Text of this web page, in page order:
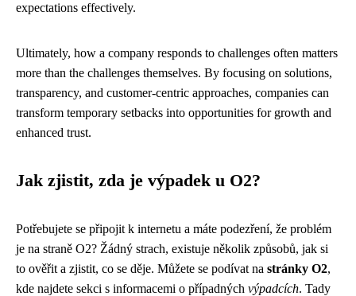
expectations effectively.
Ultimately, how a company responds to challenges often matters
more than the challenges themselves. By focusing on solutions,
transparency, and customer-centric approaches, companies can
transform temporary setbacks into opportunities for growth and
enhanced trust.
Jak zjistit, zda je výpadek u O2?
Potřebujete se připojit k internetu a máte podezření, že problém
je na straně O2? Žádný strach, existuje několik způsobů, jak si
to ověřit a zjistit, co se děje. Můžete se podívat na stránky O2,
kde najdete sekci s informacemi o případných výpadcích. Tady